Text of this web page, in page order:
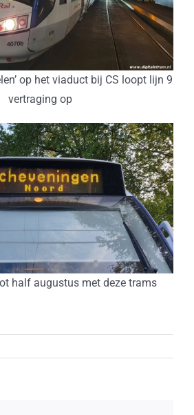
op het viaduct bij CS loopt lijn 9
vertraging op
half augustus met deze trams